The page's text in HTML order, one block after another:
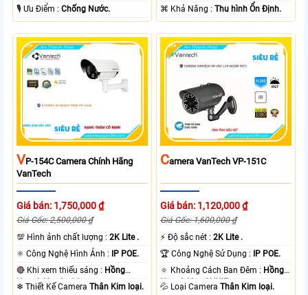
️🎙 Ưu Điểm :Chống Nước.
️⌘ Khả Năng :Thu hình Ổn Định.
VP-154C Camera Chính Hãng
VanTech
Giá bán: 1,750,000 ₫
Giá Gốc: 2,500,000 ₫
💯 Hình ảnh chất lượng :2K Lite .
⚛️ Công Nghệ Hình Ảnh :
IP POE.
🔴 Khi xem thiếu sáng : Hồng
Ngoại 60m Led Array.
❄ Thiết Kế CameraThân Kim loại.
CAmera VanTech VP-151C
Giá bán: 1,120,000 ₫
Giá Gốc: 1,600,000 ₫
️⚡ Độ sắc nét :2K Lite .
🏆 Công Nghệ Sử Dụng :
IP POE.
🔅 Khoảng Cách Ban Đêm : Hồng
Ngoại 40m ONVIF.
💦 Loại CameraThân Kim loại.